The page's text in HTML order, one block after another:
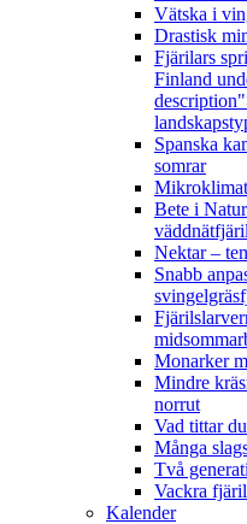
Vätska i
Drastisk
Fjärilars
Finland
Spanska
somrar
Bete i
Nektar –
Snabb
Monarker
Mindre
norrut
Vad tittar
Många
Två
Vackra
Kalender